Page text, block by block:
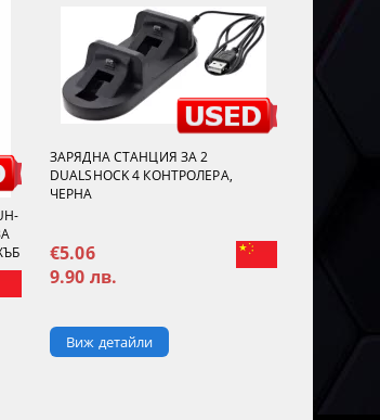
ЗАРЯДНА СТАНЦИЯ ЗА 2
DUALSHOCK 4 КОНТРОЛЕРА,
ЧЕРНА
€5.06
9.90 лв.
Виж детайли